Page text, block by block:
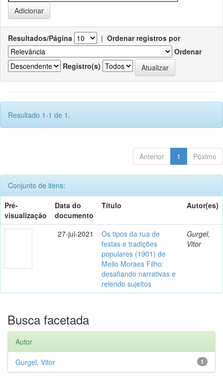
Resultados/Página | Ordenar registros por
Ordenar
Registro(s)
Resultado 1-1 de 1.
Anterior 1 Póximo
Conjunto de itens:
Pré-
visualização
Data do
documento
Título Autor(es)
27-jul-2021
Os tipos da rua de
festas e tradições
populares (1901) de
Mello Moraes Filho:
desafiando narrativas e
relendo sujeitos
Gurgel,
Vitor
Busca facetada
Autor
1
Gurgel, Vitor